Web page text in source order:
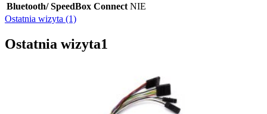
Bluetooth/ SpeedBox Connect NIE
Ostatnia wizyta (1)
Ostatnia wizyta1